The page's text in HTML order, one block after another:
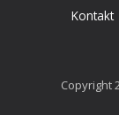
Kontakt
Copyright